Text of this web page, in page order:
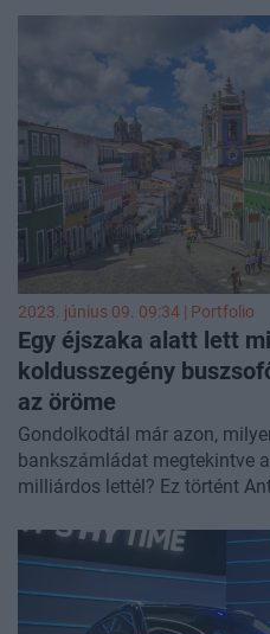
2023. június 09. 09:34 | Portfolio
Egy éjszaka alatt lett
koldusszegény
az öröme
Gondolkodtál már azon,
bankszámládat megtekintve
milliárdos lettél? Ez történt
dollárt rakott a számlájára,
mindössze 46 dollár volt –